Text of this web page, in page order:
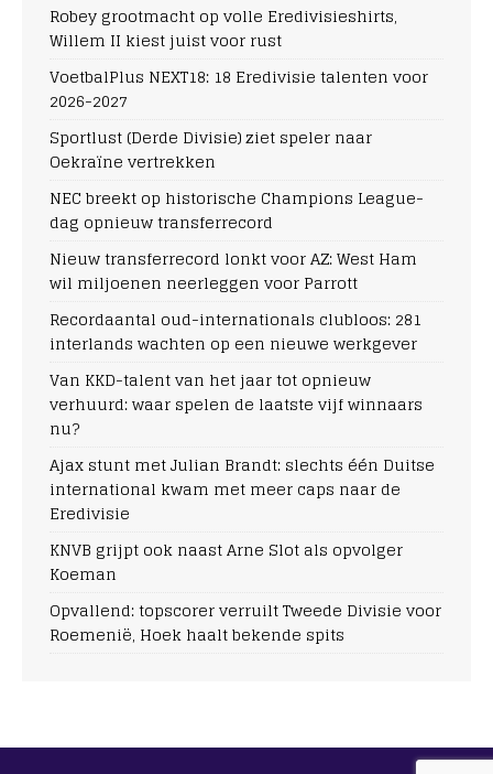
Robey grootmacht op volle Eredivisieshirts,
Willem II kiest juist voor rust
VoetbalPlus NEXT18: 18 Eredivisie talenten voor
2026-2027
Sportlust (Derde Divisie) ziet speler naar
Oekraïne vertrekken
NEC breekt op historische Champions League-
dag opnieuw transferrecord
Nieuw transferrecord lonkt voor AZ: West Ham
wil miljoenen neerleggen voor Parrott
Recordaantal oud-internationals clubloos: 281
interlands wachten op een nieuwe werkgever
Van KKD-talent van het jaar tot opnieuw
verhuurd: waar spelen de laatste vijf winnaars
nu?
Ajax stunt met Julian Brandt: slechts één Duitse
international kwam met meer caps naar de
Eredivisie
KNVB grijpt ook naast Arne Slot als opvolger
Koeman
Opvallend: topscorer verruilt Tweede Divisie voor
Roemenië, Hoek haalt bekende spits